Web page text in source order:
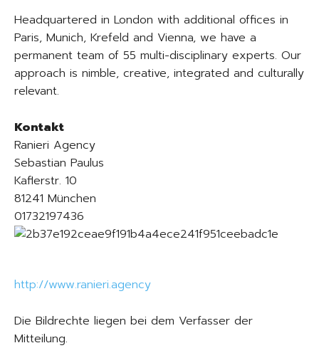
Headquartered in London with additional offices in
Paris, Munich, Krefeld and Vienna, we have a
permanent team of 55 multi-disciplinary experts. Our
approach is nimble, creative, integrated and culturally
relevant.
Kontakt
Ranieri Agency
Sebastian Paulus
Kaflerstr. 10
81241 München
01732197436
http://www.ranieri.agency
Die Bildrechte liegen bei dem Verfasser der
Mitteilung.